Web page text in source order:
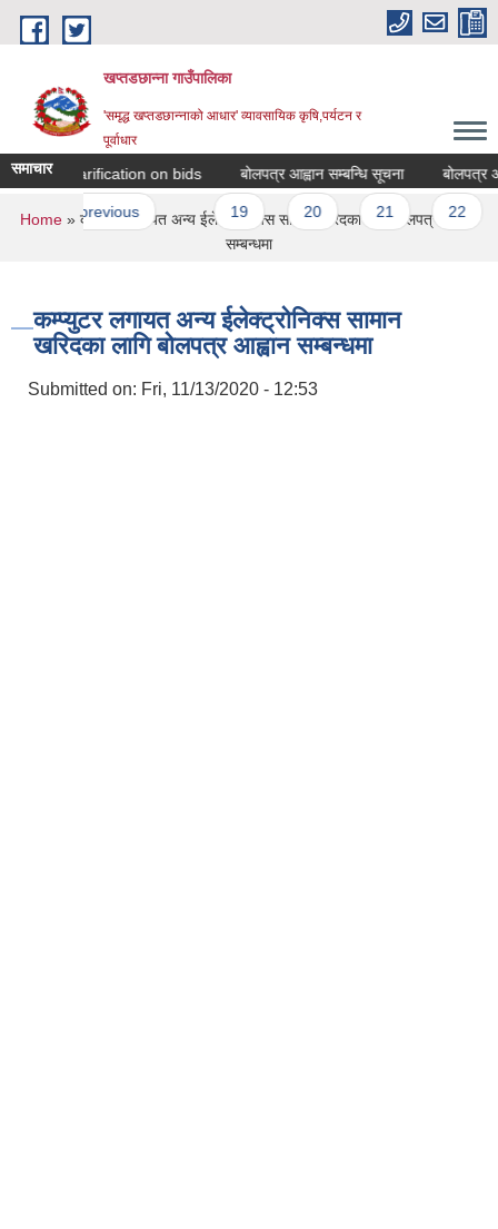
Skip to main content
खप्तडछान्ना गाउँपालिका
'समृद्ध खप्तडछान्नाको आधार' व्यावसायिक कृषि,पर्यटन र
पूर्वाधार
समाचार
and clarification on bids बोलपत्र आह्वान सम्बन्धि सूचना बोलपत्र
‹ previous … 19 20 21 22
You are here
Home » कम्प्युटर लगायत अन्य ईलेक्ट्रोनिक्स सामान खरिदका लागि बोलपत्र आह्वान
सम्बन्धमा
कम्प्युटर लगायत अन्य ईलेक्ट्रोनिक्स सामान
खरिदका लागि बोलपत्र आह्वान सम्बन्धमा
Submitted on: Fri, 11/13/2020 - 12:53